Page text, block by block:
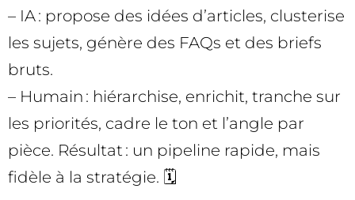
– IA : propose des idées d’articles, clusterise
les sujets, génère des FAQs et des briefs
bruts.
– Humain : hiérarchise, enrichit, tranche sur
les priorités, cadre le ton et l’angle par
pièce. Résultat : un pipeline rapide, mais
fidèle à la stratégie. 🗓️